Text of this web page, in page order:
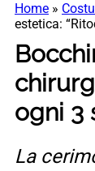
Home »
estetica:
ogni 3
La